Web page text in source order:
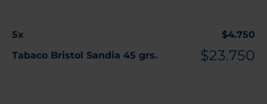
5x $4.750
Tabaco Bristol Sandia 45 grs.
$23.750